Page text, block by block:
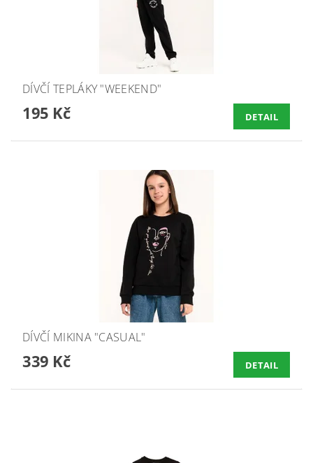
DÍVČÍ TEPLÁKY "WEEKEND"
195 Kč DETAIL
DÍVČÍ MIKINA "CASUAL"
339 Kč DETAIL